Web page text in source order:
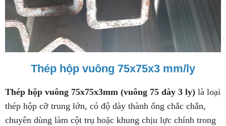
Thép hộp vuông 75x75x3 mm/ly
Thép hộp vuông 75x75x3mm (vuông 75 dày 3 ly) là loại
thép hộp cỡ trung lớn, có độ dày thành ống chắc chắn,
chuyên dùng làm cột trụ hoặc khung chịu lực chính trong